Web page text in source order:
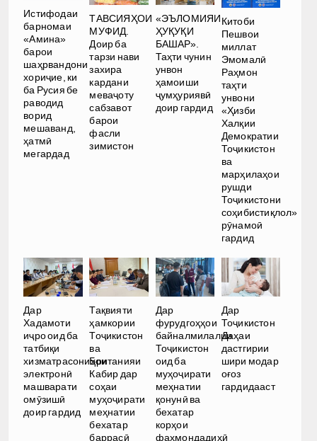
Истифодаи
барномаи
«Амина»
барои
шаҳрвандони
хориҷие, ки
ба Русия бе
раводид
ворид
мешаванд,
ҳатмӣ
мегардад
ТАВСИЯҲОИ
МУФИД.
Доир ба
тарзи нави
захира
кардани
меваҷоту
сабзавот
барои
фасли
зимистон
«ЭЪЛОМИЯИ
ҲУҚУҚИ
БАШАР».
Таҳти чунин
унвон
ҳамоиши
ҷумҳуриявӣ
доир гардид
Китоби
Пешвои
миллат
Эмомалӣ
Раҳмон
таҳти
унвони
«Ҳизби
Халқии
Демократии
Тоҷикистон
ва
марҳилаҳои
рушди
Тоҷикистони
соҳибистиқлол»
рӯнамоӣ
гардид
Дар
Хадамоти
иҷро оид ба
татбиқи
хизматрасониҳои
электронӣ
машварати
омӯзишӣ
доир гардид
Тақвияти
ҳамкории
Тоҷикистон
ва
Британияи
Кабир дар
соҳаи
муҳоҷирати
меҳнатии
бехатар
баррасӣ
Дар
фурудгоҳҳои
байналмилалии
Тоҷикистон
оид ба
муҳоҷирати
меҳнатии
қонунӣ ва
бехатар
корҳои
фаҳмондадиҳӣ
Дар
Тоҷикистон
Даҳаи
дастгирии
шири модар
оғоз
гардидааст